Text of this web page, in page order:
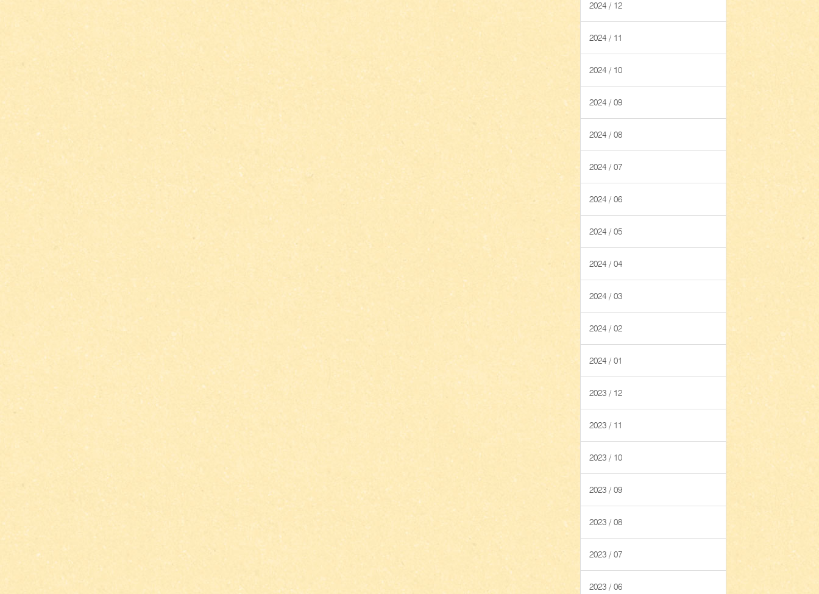
2024 / 12
2024 / 11
2024 / 10
2024 / 09
2024 / 08
2024 / 07
2024 / 06
2024 / 05
2024 / 04
2024 / 03
2024 / 02
2024 / 01
2023 / 12
2023 / 11
2023 / 10
2023 / 09
2023 / 08
2023 / 07
2023 / 06